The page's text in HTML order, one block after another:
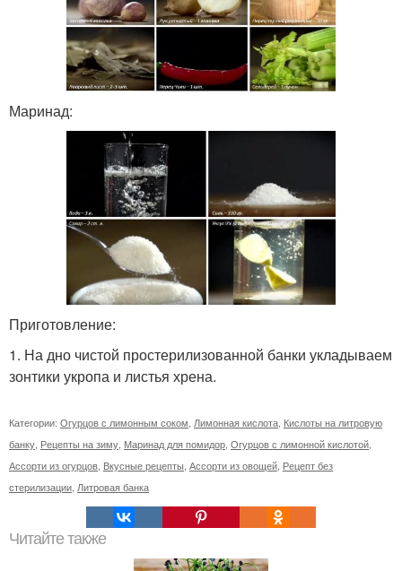
Маринад:
Приготовление:
1. На дно чистой простерилизованной банки укладываем
зонтики укропа и листья хрена.
Категории: Огурцов с лимонным соком Лимонная кислота Кислоты на литровую
банку Рецепты на зиму Маринад для помидор Огурцов с лимонной кислотой
Ассорти из огурцов Вкусные рецепты Ассорти из овощей Рецепт без
стерилизации Литровая банка
Читайте также